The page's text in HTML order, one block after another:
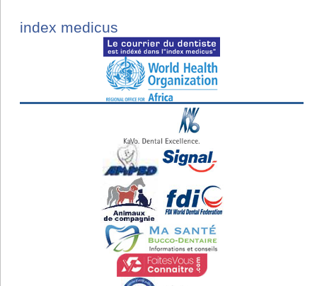
index medicus